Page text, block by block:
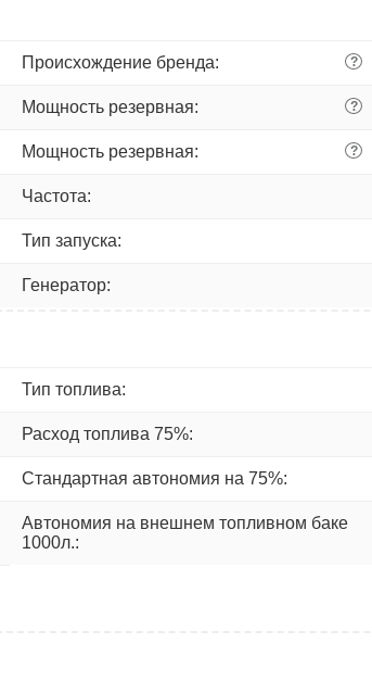
Происхождение бренда: ?
Мощность резервная: ?
Мощность резервная: ?
Частота:
Тип запуска:
Генератор:
Тип топлива:
Расход топлива 75%:
Стандартная автономия на 75%:
Автономия на внешнем топливном баке
1000л.: